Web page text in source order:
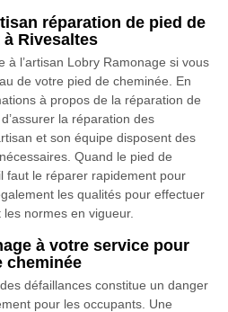
réparation de pied de
Rivesaltes
à l’artisan Lobry Ramonage si vous
de votre pied de cheminée. En
à propos de la réparation de
la réparation des
et son équipe disposent des
Quand le pied de
faut le réparer rapidement pour
les qualités pour effectuer
normes en vigueur.
à votre service pour
cheminée
défaillances constitue un danger
pour les occupants. Une